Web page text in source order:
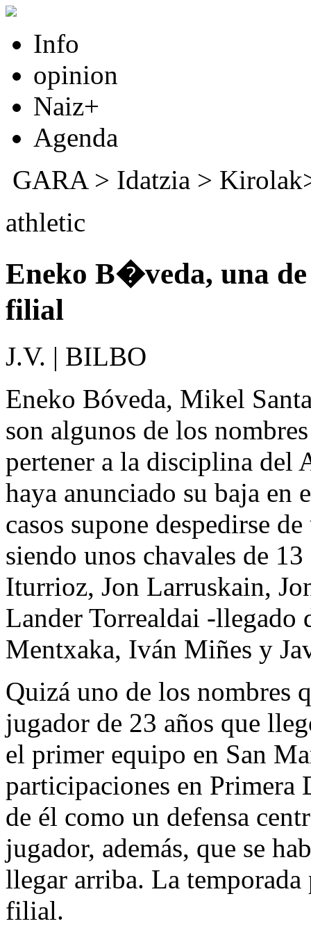
Info
opinion
Naiz+
Agenda
GARA> Idatzia >
athletic
Eneko B�veda, una
filial
J.V. | BILBO
Eneko Bóveda, Mikel
son algunos de los
pertener a la disciplina del
haya anunciado su baja
casos supone despedirse
siendo unos chavales de
Iturrioz, Jon Larruskain,
Lander Torrealdai -llegado
Mentxaka, Iván Miñes y
Quizá uno de los nombres
jugador de 23 años que
el primer equipo en San
participaciones en Primera
de él como un defensa
jugador, además, que se
llegar arriba. La
filial.